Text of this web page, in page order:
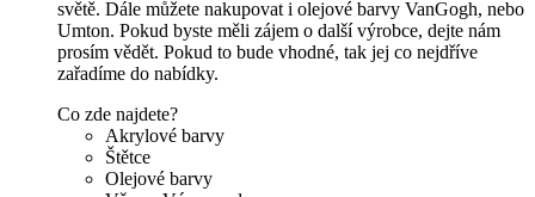
světě. Dále můžete nakupovat i olejové barvy VanGogh, nebo
Umton. Pokud byste měli zájem o další výrobce, dejte nám
prosím vědět. Pokud to bude vhodné, tak jej co nejdříve
zařadíme do nabídky.
Co zde najdete?
Akrylové barvy
Štětce
Olejové barvy